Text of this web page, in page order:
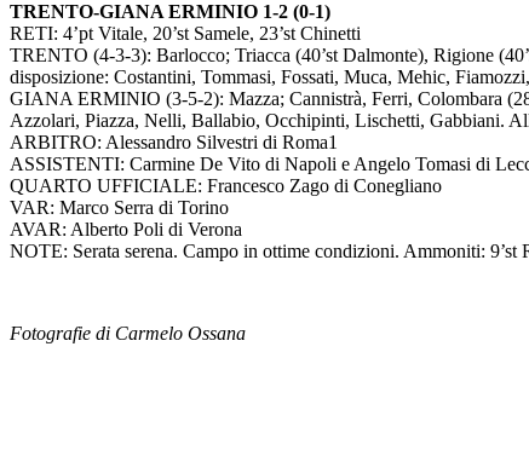
TRENTO-GIANA ERMINIO 1-2 (0-1)
RETI: 4’pt Vitale, 20’st Samele, 23’st Chinetti
TRENTO (4-3-3): Barlocco; Triacca (40’st Dalmonte), Rigione
disposizione: Costantini, Tommasi, Fossati, Muca, Mehic,
GIANA ERMINIO (3-5-2): Mazza; Cannistrà, Ferri, Colombara
Azzolari, Piazza, Nelli, Ballabio, Occhipinti, Lischetti, Gabbiani.
ARBITRO: Alessandro Silvestri di Roma1
ASSISTENTI: Carmine De Vito di Napoli e Angelo Tomasi di
QUARTO UFFICIALE: Francesco Zago di Conegliano
VAR: Marco Serra di Torino
AVAR: Alberto Poli di Verona
NOTE: Serata serena. Campo in ottime condizioni. Ammoniti: 9’st
Fotografie di Carmelo Ossana